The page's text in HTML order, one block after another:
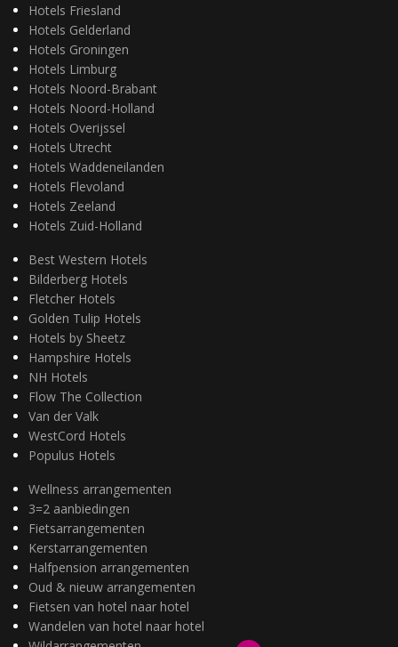
Hotels Friesland
Hotels Gelderland
Hotels Groningen
Hotels Limburg
Hotels Noord-Brabant
Hotels Noord-Holland
Hotels Overijssel
Hotels Utrecht
Hotels Waddeneilanden
Hotels Flevoland
Hotels Zeeland
Hotels Zuid-Holland
Best Western Hotels
Bilderberg Hotels
Fletcher Hotels
Golden Tulip Hotels
Hotels by Sheetz
Hampshire Hotels
NH Hotels
Flow The Collection
Van der Valk
WestCord Hotels
Populus Hotels
Wellness arrangementen
3=2 aanbiedingen
Fietsarrangementen
Kerstarrangementen
Halfpension arrangementen
Oud & nieuw arrangementen
Fietsen van hotel naar hotel
Wandelen van hotel naar hotel